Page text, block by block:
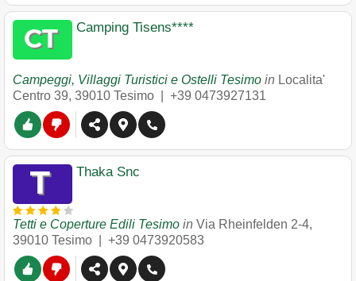
Camping Tisens****
Campeggi, Villaggi Turistici e Ostelli Tesimo in Localita'
Centro 39, 39010 Tesimo +39 0473927131
Thaka Snc
Tetti e Coperture Edili Tesimo in Via Rheinfelden 2-4,
39010 Tesimo +39 0473920583